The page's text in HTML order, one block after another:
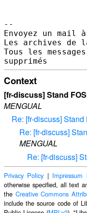
--
Envoyez un mail
Les archives de
Tous les
Context
[fr-discuss] Stand
MENGUAL
Re: [fr-discuss]
Re: [fr-discuss]
MENGUAL
Re: [fr-discuss]
Privacy Policy | Impressum
otherwise specified, all text
the Creative Commons
include the source code of